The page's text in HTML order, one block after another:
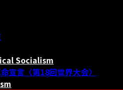
Socialism
宣言〈第18回世界大会〉